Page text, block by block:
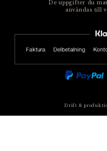
De uppgifter du
användas till
Drift &